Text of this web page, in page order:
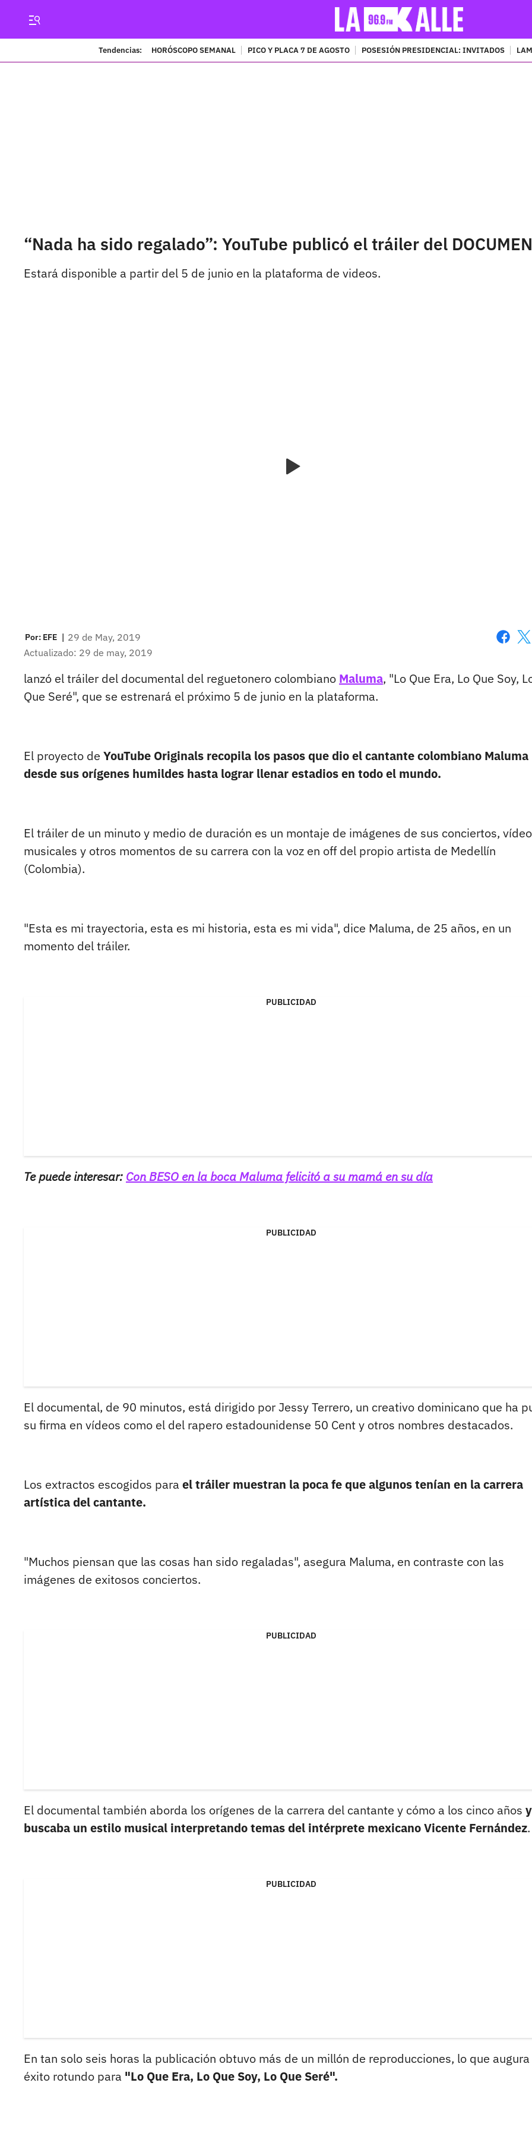
Tendencias: HORÓSCOPO SEMANAL PICO Y PLACA 7 DE AGOSTO POSESIÓN PRESIDENCIAL: INVITADOS
“Nada ha sido regalado”: YouTube publicó el tráiler del
Estará disponible a partir del 5 de junio en la plataforma de videos.
Por: EFE | 29 de May, 2019
Actualizado: 29 de may, 2019
lanzó el tráiler del documental del reguetonero colombiano Maluma, "Lo Que Era, Lo Que Soy,
Que Seré", que se estrenará el próximo 5 de junio en la plataforma.
El proyecto de YouTube Originals recopila los pasos que dio el cantante colombiano Maluma
desde sus orígenes humildes hasta lograr llenar estadios en todo el mundo.
El tráiler de un minuto y medio de duración es un montaje de imágenes de sus conciertos,
musicales y otros momentos de su carrera con la voz en off del propio artista de Medellín
(Colombia).
"Esta es mi trayectoria, esta es mi historia, esta es mi vida", dice Maluma, de 25 años, en un
momento del tráiler.
PUBLICIDAD
Te puede interesar: Con BESO en la boca Maluma felicitó a su mamá en su día
PUBLICIDAD
El documental, de 90 minutos, está dirigido por Jessy Terrero, un creativo dominicano que ha
su firma en vídeos como el del rapero estadounidense 50 Cent y otros nombres destacados.
Los extractos escogidos para el tráiler muestran la poca fe que algunos tenían en la carrera
artística del cantante.
"Muchos piensan que las cosas han sido regaladas", asegura Maluma, en contraste con las
imágenes de exitosos conciertos.
PUBLICIDAD
El documental también aborda los orígenes de la carrera del cantante y cómo a los cinco años
buscaba un estilo musical interpretando temas del intérprete mexicano Vicente Fernández.
PUBLICIDAD
En tan solo seis horas la publicación obtuvo más de un millón de reproducciones, lo que
éxito rotundo para "Lo Que Era, Lo Que Soy, Lo Que Seré".